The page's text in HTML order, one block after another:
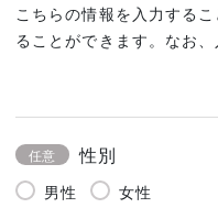
こちらの情報を入力する
ることができます。なお、
任意 性別
男性 女性